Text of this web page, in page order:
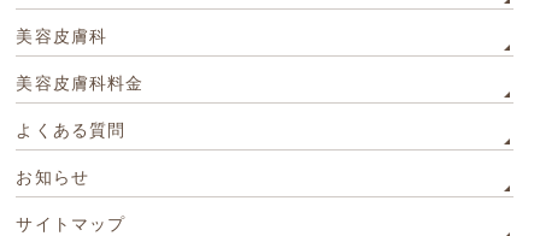
美容皮膚科
美容皮膚科料金
よくある質問
お知らせ
サイトマップ